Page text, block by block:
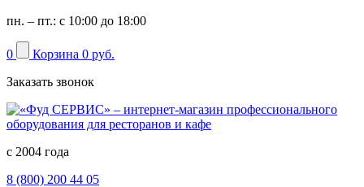
пн. – пт.: с 10:00 до 18:00
0 Корзина 0 руб.
Заказать звонок
с 2004 года
8 (800) 200 44 05